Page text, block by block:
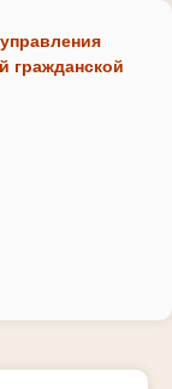
гражданской